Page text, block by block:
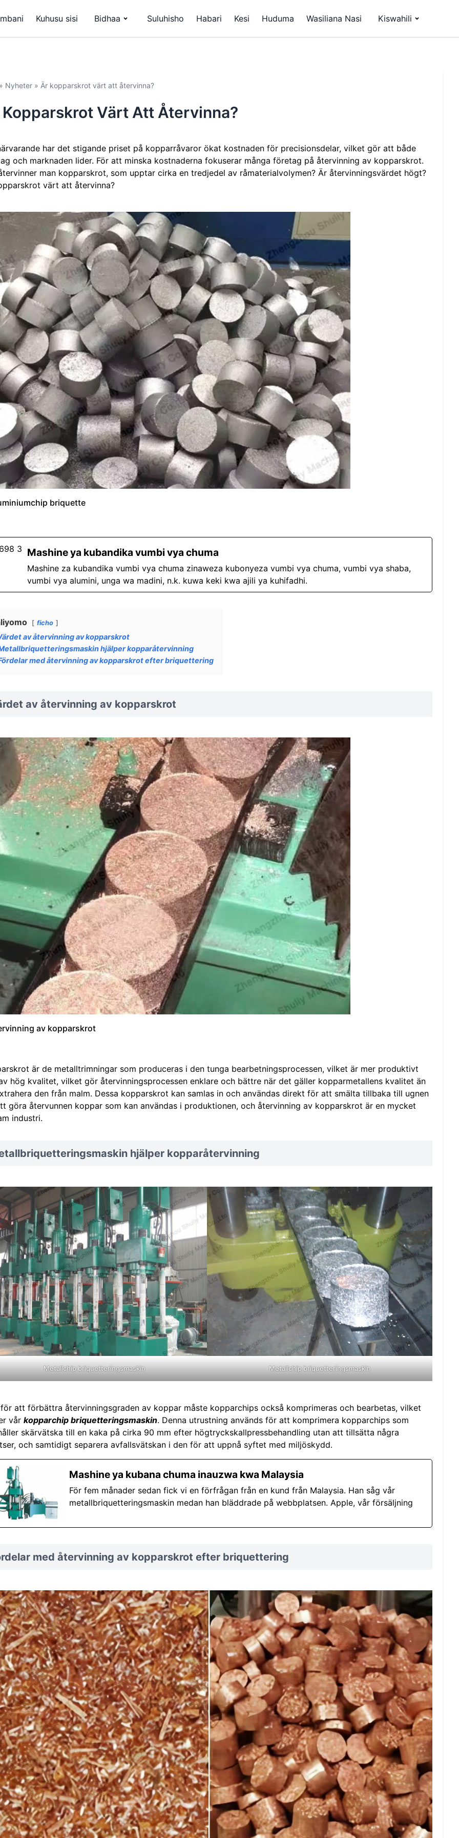
Kuhusu sisi Bidhaa Suluhisho Habari Kesi Huduma Wasiliana Nasi Kiswahili
Nyheter » Är kopparskrot värt att återvinna?
Värt Att Återvinna?
har det stigande priset på kopparråvaror ökat kostnaden för precisionsdelar, vilket gör att både
och marknaden lider. För att minska kostnaderna fokuserar många företag på återvinning av kopparskrot.
man kopparskrot, som upptar cirka en tredjedel av råmaterialvolymen? Är återvinningsvärdet högt?
värt att återvinna?
briquette
Mashine ya kubandika vumbi vya chuma
Mashine za kubandika vumbi vya chuma zinaweza kubonyeza vumbi vya chuma, vumbi vya shaba,
vumbi vya alumini, unga wa madini, n.k. kuwa keki kwa ajili ya kuhifadhi.
ficho
av återvinning av kopparskrot
hjälper kopparåtervinning
med återvinning av kopparskrot efter briquettering
av återvinning av kopparskrot
av kopparskrot
är de metalltrimningar som produceras i den tunga bearbetningsprocessen, vilket är mer produktivt
hög kvalitet, vilket gör återvinningsprocessen enklare och bättre när det gäller kopparmetallens kvalitet än
den från malm. Dessa kopparskrot kan samlas in och användas direkt för att smälta tillbaka till ugnen
göra återvunnen koppar som kan användas i produktionen, och återvinning av kopparskrot är en mycket
industri.
hjälper kopparåtervinning
Metallchip briquetteringsmaskin Metallchip briquetteringsmaskin
att förbättra återvinningsgraden av koppar måste kopparchips också komprimeras och bearbetas, vilket
vår kopparchip briquetteringsmaskin. Denna utrustning används för att komprimera kopparchips som
skärvätska till en kaka på cirka 90 mm efter högtryckskallpressbehandling utan att tillsätta några
och samtidigt separera avfallsvätskan i den för att uppnå syftet med miljöskydd.
Mashine ya kubana chuma inauzwa kwa Malaysia
För fem månader sedan fick vi en förfrågan från en kund från Malaysia. Han såg vår
metallbriquetteringsmaskin medan han bläddrade på webbplatsen. Apple, vår försäljning
med återvinning av kopparskrot efter briquettering